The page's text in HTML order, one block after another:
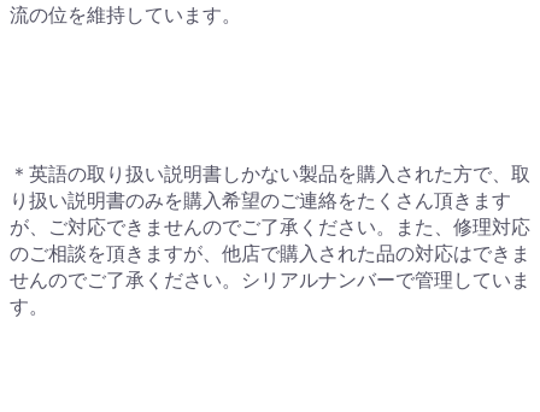
流の位を維持しています。
＊英語の取り扱い説明書しかない製品を購入された方で、取
り扱い説明書のみを購入希望のご連絡をたくさん頂きます
が、ご対応できませんのでご了承ください。また、修理対応
のご相談を頂きますが、他店で購入された品の対応はできま
せんのでご了承ください。シリアルナンバーで管理していま
す。